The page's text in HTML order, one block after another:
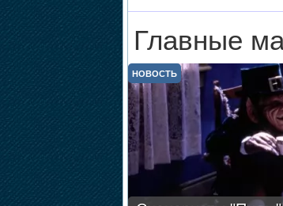
Главные
НОВОСТЬ